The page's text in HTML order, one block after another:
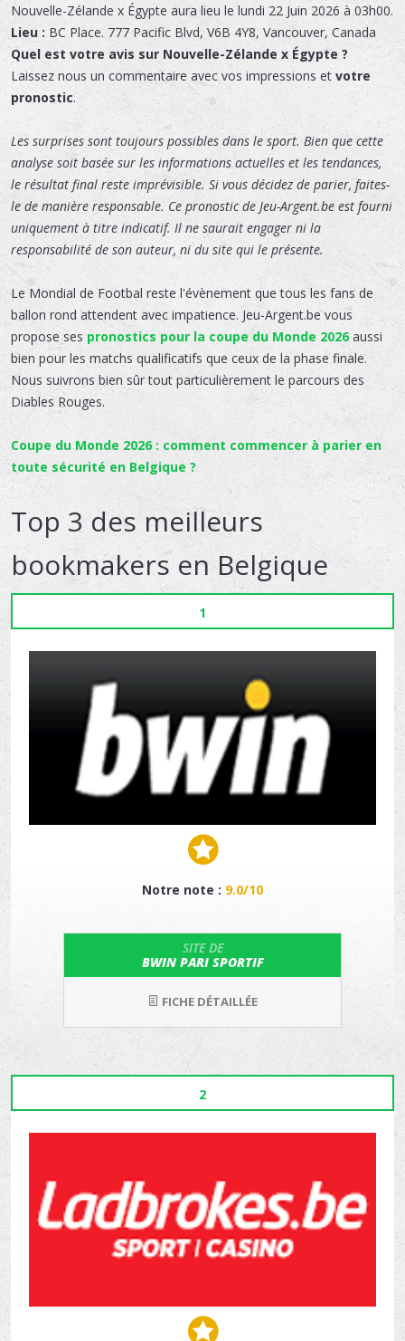
Nouvelle-Zélande x Égypte aura lieu le lundi 22 Juin 2026 à 03h00.
Lieu : BC Place. 777 Pacific Blvd, V6B 4Y8, Vancouver,Canada
Quel est votre avis sur Nouvelle-Zélande x Égypte ?
Laissez nous un commentaire avec vos impressions et votre
pronostic.
Les surprises sont toujours possibles dans le sport. Bien que cette
analyse soit basée sur les informations actuelles et les tendances,
le résultat final reste imprévisible. Si vous décidez de parier, faites-
le de manière responsable. Ce pronostic de Jeu-Argent.be est fourni
uniquement à titre indicatif. Il ne saurait engager ni la
responsabilité de son auteur, ni du site qui le présente.
Le Mondial de Footbal reste l'évènement que tous les fans de
ballon rond attendent avec impatience. Jeu-Argent.be vous
propose sespronostics pour la coupe du Monde 2026aussi
bien pour les matchs qualificatifs que ceux de la phase finale.
Nous suivrons bien sûr tout particulièrement le parcours des
Diables Rouges.
Coupe du Monde 2026 : comment commencer à parier en
toute sécurité en Belgique ?
Top 3 des meilleurs
bookmakers en Belgique
1
Notre note : 9.0/10
SITE DE
BWIN PARI SPORTIF
FICHE DÉTAILLÉE
2